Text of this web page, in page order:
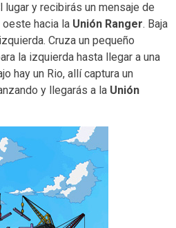
y recibirás un mensaje de
oeste hacia la Unión Ranger. Baja
Cruza un pequeño
la izquierda hasta llegar a una
hay un Rio, allí captura un
y llegarás a la Unión